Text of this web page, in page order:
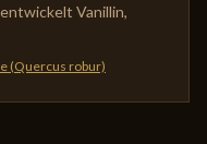
Vanillin,
(Quercus robur)